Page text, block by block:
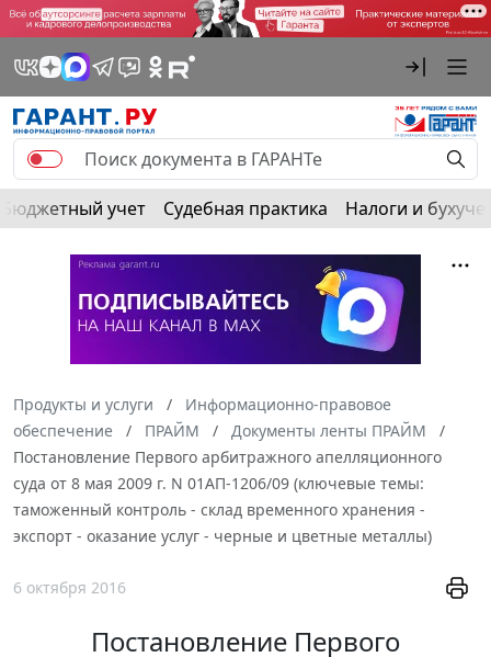
Бюджетный учет Судебная практика Налоги и
Продукты и услуги
Информационно-правовое
обеспечение
ПРАЙМ
Документы ленты ПРАЙМ
Постановление Первого арбитражного апелляционного
суда от 8 мая 2009 г. N 01АП-1206/09 (ключевые темы:
таможенный контроль - склад временного хранения -
экспорт - оказание услуг - черные и цветные металлы)
6 октября 2016
Постановление Первого